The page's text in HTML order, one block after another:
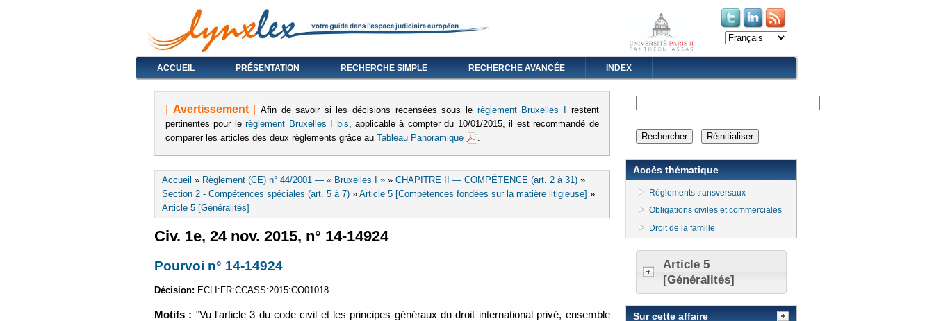
(le lien est externe)
(le lien est externe)
ACCUEIL PRÉSENTATION RECHERCHE SIMPLE RECHERCHE AVANCÉE INDEX
Avertissement Afin de savoir si les décisions recensées sous le règlement Bruxelles I
restent
pertinentes pour lerèglement Bruxelles I bis, applicable à compter du 10/01/2015, il est recommandé de
comparer les articles des deux règlements grâce au Tableau Panoramique .
Vous êtes ici
Accueil » Règlement (CE) n° 44/2001 — « Bruxelles I » » CHAPITRE II — COMPÉTENCE (art. 2 à 31) »
Section 2 - Compétences spéciales (art. 5 à 7) » Article 5 [Compétences fondées sur la matière litigieuse] »
Article 5 [Généralités]
Civ. 1e, 24 nov. 2015, n° 14-14924
Pourvoi n° 14-14924
Décision: ECLI:FR:CCASS:2015:CO01018
Motifs : "Vu l'article 3 du code civil et les principes généraux du droit international privé, ensemble
Accès thématique
Règlements transversaux
Obligations civiles et commerciales
Droit de la famille
Article 5
[Généralités]
Sur cette affaire